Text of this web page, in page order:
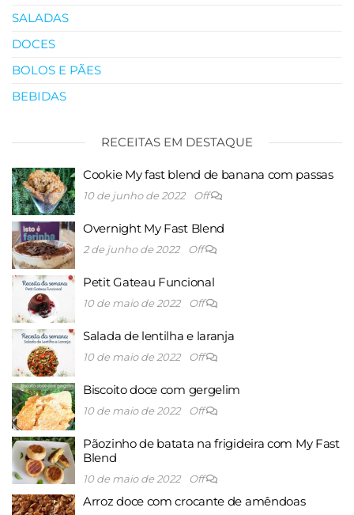
SALADAS
DOCES
BOLOS E PÃES
BEBIDAS
RECEITAS EM DESTAQUE
Cookie My fast blend de banana com passas
10 de junho de 2022 Off
Overnight My Fast Blend
2 de junho de 2022 Off
Petit Gateau Funcional
10 de maio de 2022 Off
Salada de lentilha e laranja
10 de maio de 2022 Off
Biscoito doce com gergelim
10 de maio de 2022 Off
Pãozinho de batata na frigideira com My Fast
Blend
10 de maio de 2022 Off
Arroz doce com crocante de amêndoas